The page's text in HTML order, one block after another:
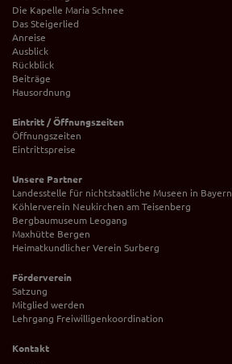
Die Kapelle Maria Schnee
Das Steigerlied
Anreise
Ausblick
Rückblick
Beiträge
Hausordnung
Eintritt / Öffnungszeiten
Öffnungszeiten
Eintrittspreise
Unsere Partner
Landesstelle für nichtstaatliche Museen in Bayern
Köhlerverein Neukirchen am Teisenberg
Bergbaumuseum Leogang
Maxhütte Bergen
Heimatkundlicher Verein Surberg
Förderverein
Satzung
Mitglied werden
Lehrgang Freiwilligenkoordination
Kontakt